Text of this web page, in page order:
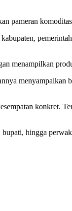
pameran
menampilkan
konkret.
hingga